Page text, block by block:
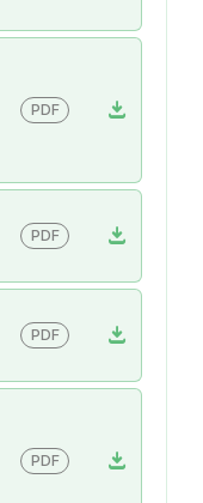
download
PDF
download
PDF
download
PDF
download
PDF